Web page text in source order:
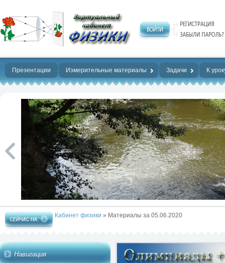
Нет предела
совершенству!
Презентации Измерительные материалы Задачи К
Кабинет физики » Материалы за 05.06.2020
Навигация